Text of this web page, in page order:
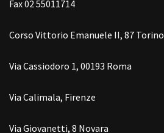
Fax 02 55011714
Corso Vittorio Emanuele II, 87 Torino
Via Cassiodoro 1, 00193 Roma
Via Calimala, Firenze
Via Giovanetti, 8 Novara